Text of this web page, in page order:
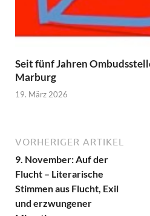
Seit fünf Jahren
Marburg
19. März 2026
VORHERIGER ARTIKEL
9. November: Auf der
Flucht – Literarische
Stimmen aus Flucht, Exil
und erzwungener